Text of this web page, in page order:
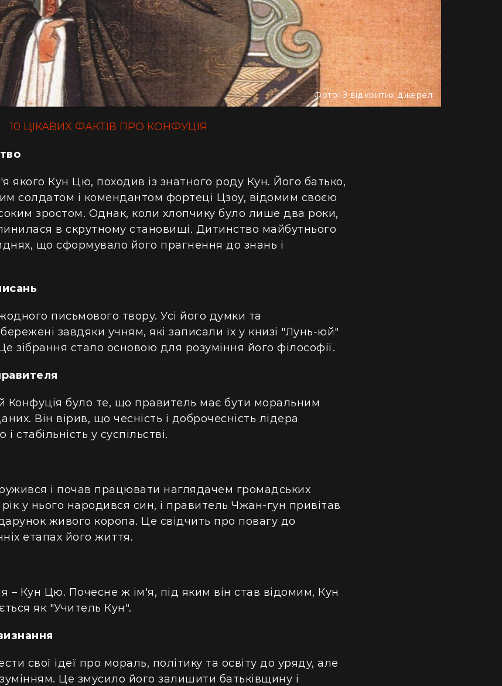
Фото: З відкритих джерел
10 ЦІКАВИХ ФАКТІВ ПРО КОНФУЦІЯ
якого Кун Цю, походив із знатного роду Кун. Його батько,
солдатом і комендантом фортеці Цзоу, відомим своєю
зростом. Однак, коли хлопчику було лише два роки,
в скрутному становищі. Дитинство майбутнього
що сформувало його прагнення до знань і
письмового твору. Усі його думки та
завдяки учням, які записали їх у книзі "Лунь-юй"
зібрання стало основою для розуміння його філософії.
Конфуція було те, що правитель має бути моральним
Він вірив, що чесність і доброчесність лідера
стабільність у суспільстві.
і почав працювати наглядачем громадських
рік у нього народився син, і правитель Чжан-гун привітав
живого коропа. Це свідчить про повагу до
етапах його життя.
– Кун Цю. Почесне ж ім'я, під яким він став відомим, Кун
як "Учитель Кун".
свої ідеї про мораль, політику та освіту до уряду, але
Це змусило його залишити батьківщину і